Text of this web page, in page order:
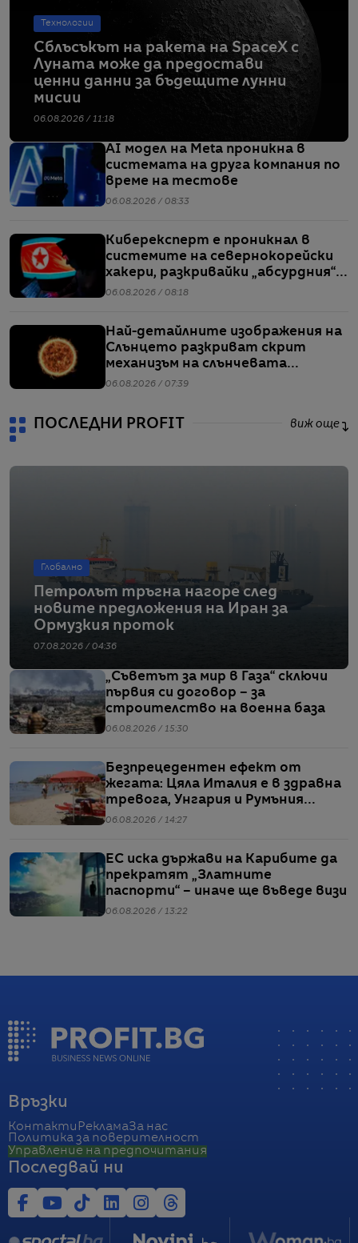
Технологии
Сблъсъкът на ракета на SpaceX с
Луната може да предостави
ценни данни за бъдещите лунни
мисии
06.08.2026 / 11:18
AI модел на Meta проникна в
системата на друга компания по
време на тестове
06.08.2026 / 08:33
Киберексперт е проникнал в
системите на севернокорейски
хакери, разкривайки „абсурдния“
мащаб на атаките им
06.08.2026 / 08:18
Най-детайлните изображения на
Слънцето разкриват скрит
механизъм на слънчевата
активност
06.08.2026 / 07:39
ПОСЛЕДНИ PROFIT виж още
Глобално
Петролът тръгна нагоре след
новите предложения на Иран за
Ормузкия проток
07.08.2026 / 04:36
„Съветът за мир в Газа“ сключи
първия си договор – за
строителство на военна база
06.08.2026 / 15:30
Безпрецедентен ефект от
жегата: Цяла Италия е в здравна
тревога, Унгария и Румъния
пестят електричество
06.08.2026 / 14:27
ЕС иска държави на Карибите да
прекратят „Златните
паспорти“ – иначе ще въведе визи
06.08.2026 / 13:22
Връзки
Контакти РекламаЗа нас
Политика за поверителност
Управление на предпочитания
Последвай ни